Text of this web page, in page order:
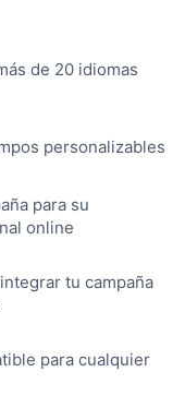
de 20 idiomas
personalizables
para su
online
tu campaña
para cualquier